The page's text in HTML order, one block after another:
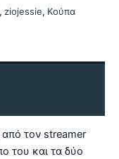
, ziojessie, Κούπα
τoν streamer
του και τα δύο